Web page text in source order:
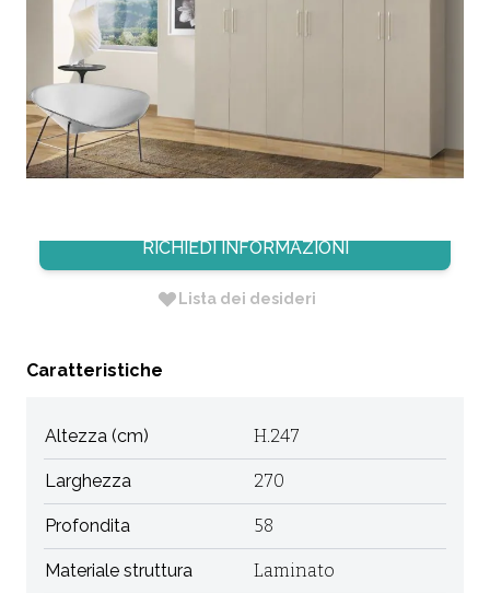
PINO
CODICE: 2118F
Dimensione: 270 X 58 X H. h.247
RICHIEDI INFORMAZIONI
Lista dei desideri
Caratteristiche
Altezza (cm) H.247
Larghezza 270
Profondita 58
Materiale struttura Laminato